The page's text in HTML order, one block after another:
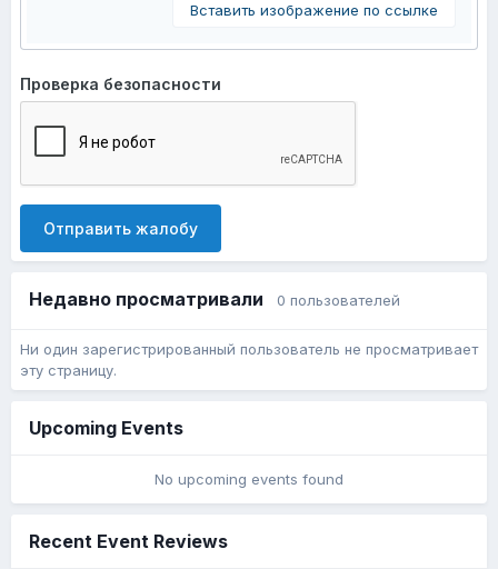
Вставить изображение по ссылке
Проверка безопасности
Отправить жалобу
Недавно просматривали 0 пользователей
Ни один зарегистрированный пользователь не просматривает
эту страницу.
Upcoming Events
No upcoming events found
Recent Event Reviews